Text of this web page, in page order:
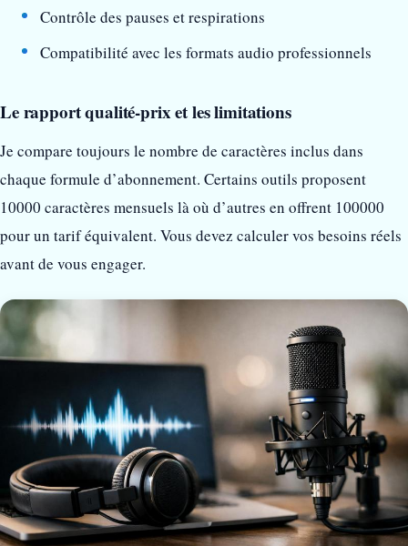
Contrôle des pauses et respirations
Compatibilité avec les formats audio professionnels
Le rapport qualité-prix et les limitations
Je compare toujours le nombre de caractères inclus dans
chaque formule d’abonnement. Certains outils proposent
10000 caractères mensuels là où d’autres en offrent 100000
pour un tarif équivalent. Vous devez calculer vos besoins réels
avant de vous engager.